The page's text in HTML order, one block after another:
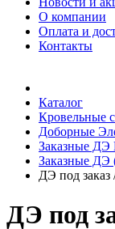
О компании
Оплата и
Контакты
Каталог
Кровельные
Доборные
Заказные
Заказные ДЭ
ДЭ под
ДЭ под